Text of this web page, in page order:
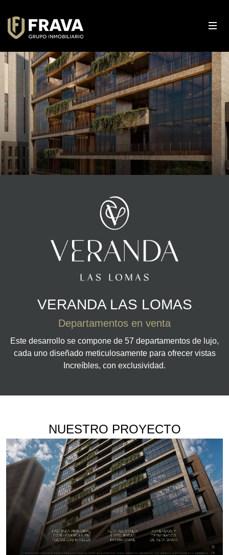
VERANDA LAS LOMAS
Departamentos en venta
Este desarrollo se compone de 57 departamentos de lujo,
cada uno diseñado meticulosamente para ofrecer vistas
Increíbles, con exclusividad.
NUESTRO PROYECTO